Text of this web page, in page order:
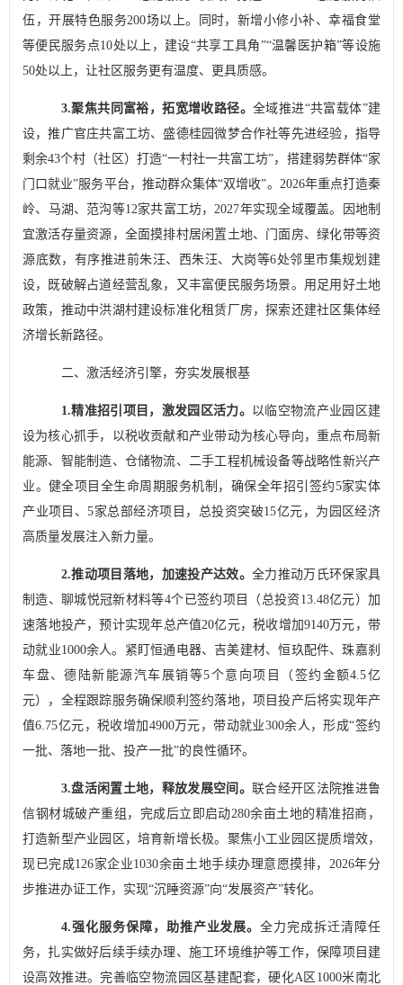
伍，开展特色服务200场以上。同时，新增小修小补、幸福食堂
等便民服务点10处以上，建设“共享工具角”“温馨医护箱”等设施
50处以上，让社区服务更有温度、更具质感。
3.聚焦共同富裕，拓宽增收路径。 全域推进“共富载体”建
设，推广官庄共富工坊、盛德桂园微梦合作社等先进经验，指导
剩余43个村（社区）打造“一村社一共富工坊”，搭建弱势群体“家
门口就业”服务平台，推动群众集体“双增收”。 2026年重点打造秦
岭、马湖、范沟等12家共富工坊，2027年实现全域覆盖。因地制
宜激活存量资源，全面摸排村居闲置土地、门面房、绿化带等资
源底数，有序推进前朱汪、西朱汪、大岗等6处邻里市集规划建
设，既破解占道经营乱象，又丰富便民服务场景。用足用好土地
政策，推动中洪湖村建设标准化租赁厂房，探索还建社区集体经
济增长新路径。
二、激活经济引擎，夯实发展根基
1.精准招引项目，激发园区活力。 以临空物流产业园区建
设为核心抓手，以税收贡献和产业带动为核心导向，重点布局新
能源、智能制造、仓储物流、二手工程机械设备等战略性新兴产
业。健全项目全生命周期服务机制，确保全年招引签约5家实体
产业项目、5家总部经济项目，总投资突破15亿元，为园区经济
高质量发展注入新力量。
2.推动项目落地，加速投产达效。 全力推动万氏环保家具
制造、聊城悦冠新材料等4个已签约项目（总投资 13.48亿元）加
速落地投产，预计实现年总产值20亿元，税收增加9140万元，带
动就业1000余人。紧盯恒通电器、吉美建材、恒玖配件、珠嘉刹
车盘、德陆新能源汽车展销等5个意向项目（签约金额4.5亿
元），全程跟踪服务确保顺利签约落地，项目投产后将实现年产
值6.75亿元，税收增加 4900万元，带动就业300余人，形成“签约
一批、落地一批、投产一批”的良性循环。
3.盘活闲置土地，释放发展空间。 联合经开区法院推进鲁
信钢材城破产重组，完成后立即启动280余亩土地的精准招商，
打造新型产业园区，培育新增长极。聚焦小工业园区提质增效，
现已完成126家企业1030余亩土地手续办理意愿摸排， 2026年分
步推进办证工作，实现“沉睡资源”向“发展资产”转化。
4.强化服务保障，助推产业发展。全力完成拆迁清障任
务，扎实做好后续手续办理、施工环境维护等工作，保障项目建
设高效推进。完善临空物流园区基建配套，硬化A 区 1000米南北